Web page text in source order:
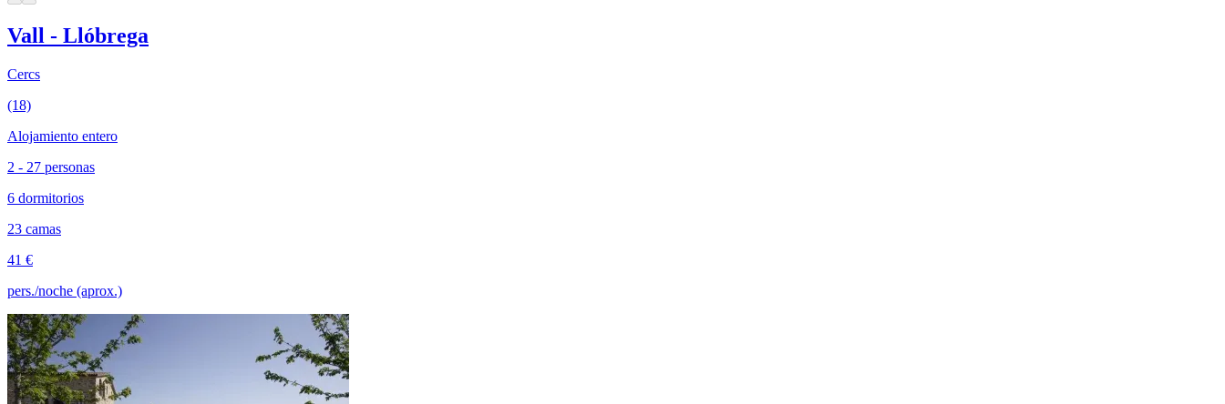
Vall - Llóbrega
Cercs
(18)
Alojamiento entero
2 - 27 personas
6 dormitorios
23 camas
41 €
pers./noche (aprox.)